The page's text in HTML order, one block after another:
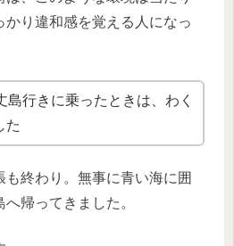
り違和感を覚える人になっ
島行きに乗ったときは、わく
た
終わり。無事に青い海に囲
帰ってきました。